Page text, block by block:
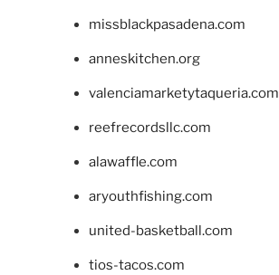
missblackpasadena.com
anneskitchen.org
valenciamarketytaqueria.com
reefrecordsllc.com
alawaffle.com
aryouthfishing.com
united-basketball.com
tios-tacos.com